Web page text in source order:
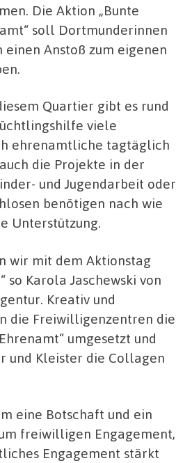
Die Aktion „Bunte
soll Dortmunderinnen
Anstoß zum eigenen
Quartier gibt es rund
viele
ehrenamtliche tagtäglich
die Projekte in der
und Jugendarbeit oder
benötigen nach wie
Unterstützung.
wir mit dem Aktionstag
so Karola Jaschewski von
Kreativ und
die Freiwilligenzentren die
umgesetzt und
und Kleister die Collagen
eine Botschaft und ein
freiwilligen Engagement,
Engagement stärkt